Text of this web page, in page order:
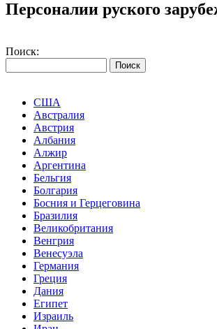
Персоналии руского
Поиск:
США
Австралия
Австрия
Албания
Алжир
Аргентина
Бельгия
Болгария
Босния и Герцеговина
Бразилия
Великобритания
Венгрия
Венесуэла
Германия
Греция
Дания
Египет
Израиль